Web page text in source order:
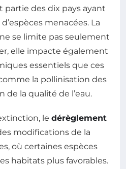
partie des dix pays ayant
menacées. La
se limite pas seulement
elle impacte également
essentiels que ces
la pollinisation des
la qualité de l’eau.
le dérèglement
modifications de la
où certaines espèces
habitats plus favorables.